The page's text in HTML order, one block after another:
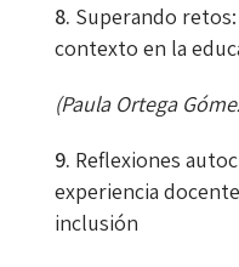
Superando
contexto en la
(Paula Ortega
Reflexiones
experiencia
inclusión